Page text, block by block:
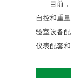
目前，
自控和重
验室设备
仪表配套和